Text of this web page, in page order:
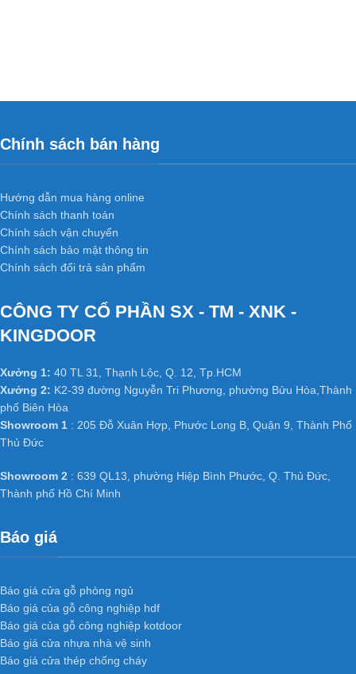
Chính sách bán hàng
Hướng dẫn mua hàng online
Chính sách thanh toán
Chính sách vận chuyển
Chính sách bảo mật thông tin
Chính sách đổi trả sản phẩm
CÔNG TY CỔ PHẦN SX - TM - XNK -
KINGDOOR
Xưởng 1: 40 TL 31, Thạnh Lộc, Q. 12, Tp.HCM
Xưởng 2: K2-39 đường Nguyễn Tri Phương, phường Bửu Hòa,Thành
phố Biên Hòa
Showroom 1 : 205 Đỗ Xuân Hợp, Phước Long B, Quận 9, Thành Phố
Thủ Đức
Showroom 2 : 639 QL13, phường Hiệp Bình Phước, Q. Thủ Đức,
Thành phố Hồ Chí Minh
Báo giá
Báo giá cửa gỗ phòng ngủ
Báo giá của gỗ công nghiệp hdf
Báo giá của gỗ công nghiệp kotdoor
Báo giá cửa nhựa nhà vệ sinh
Báo giá cửa thép chống cháy